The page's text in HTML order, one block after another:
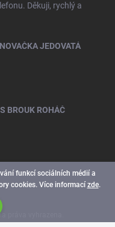
funkcí sociálních médií a
cookies. Více informacízde.
Děkuji, rychlý a
JEDOVATÁ
BROUK ROHÁČ
práva vyhrazena.